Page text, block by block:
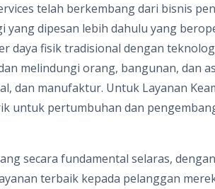
telah berkembang dari bisnis
yang dipesan lebih dahulu yang
daya fisik tradisional dengan
melindungi orang, bangunan, dan
dan manufaktur. Untuk Layanan
untuk pertumbuhan dan
secara fundamental selaras,
terbaik kepada pelanggan